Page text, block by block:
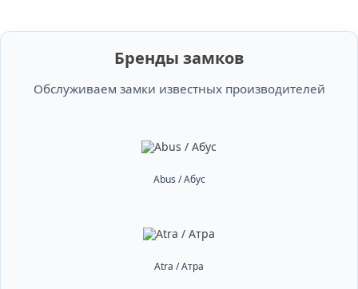
Бренды замков
Обслуживаем замки известных производителей
Abus / Абус
Atra / Атра